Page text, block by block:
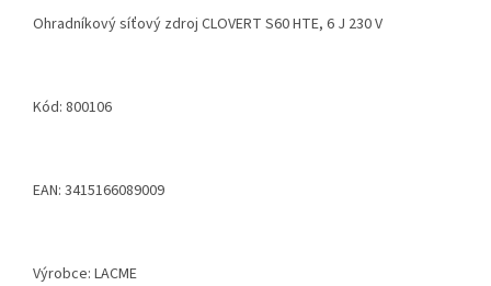
Ohradníkový síťový zdroj CLOVERT S60 HTE, 6 J 230 V
Kód: 800106
EAN: 3415166089009
Výrobce: LACME